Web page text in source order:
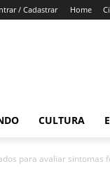
/ Cadastrar Home
CULTURA
para avaliar sintomas